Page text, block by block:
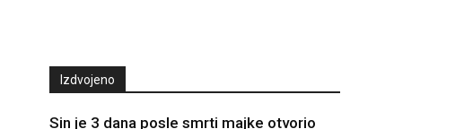
Izdvojeno
Sin je 3 dana posle smrti majke otvorio